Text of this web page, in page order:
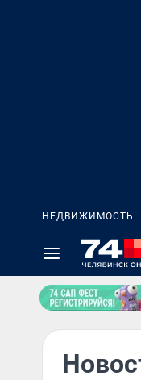
НЕДВИЖИМОСТЬ